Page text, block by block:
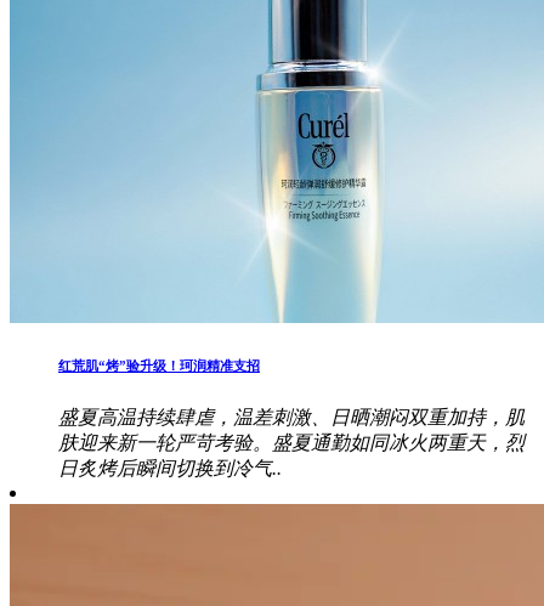
红荒肌“烤”验升级！珂润精准支招
盛夏高温持续肆虐，温差刺激、日晒潮闷双重加持，肌
肤迎来新一轮严苛考验。盛夏通勤如同冰火两重天，烈
日炙烤后瞬间切换到冷气..